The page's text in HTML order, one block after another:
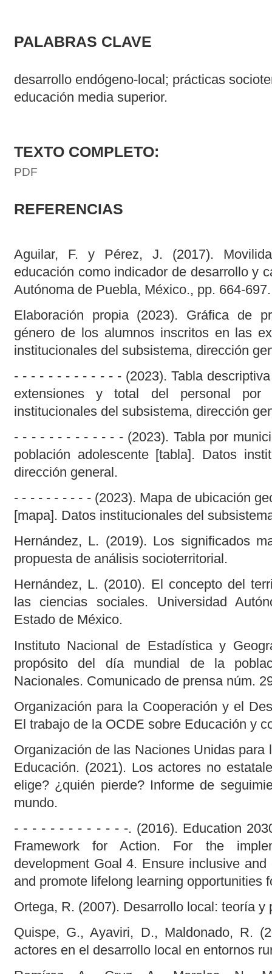
PALABRAS CLAVE
desarrollo endógeno-local; prácticas
educación media superior.
TEXTO COMPLETO:
PDF
REFERENCIAS
Aguilar, F. y Pérez, J. (2017).
educación como indicador de desarrollo y
Autónoma de Puebla, México., pp. 664-
Elaboración propia (2023). Gráfica de
género de los alumnos inscritos en las
institucionales del subsistema, dirección
- - - - - - - - - - - - - (2023). Tabla
extensiones y total del personal por
institucionales del subsistema, dirección
- - - - - - - - - - - - - (2023). Tabla por
población adolescente [tabla]. Datos
dirección general.
- - - - - - - - - - (2023). Mapa de ubicación
[mapa]. Datos institucionales del
Hernández, L. (2019). Los significados
propuesta de análisis socioterritorial.
Hernández, L. (2010). El concepto del
las ciencias sociales. Universidad
Estado de México.
Instituto Nacional de Estadística y
propósito del día mundial de la
Nacionales. Comunicado de prensa núm.
Organización para la Cooperación y el
El trabajo de la OCDE sobre Educación y
Organización de las Naciones Unidas
Educación. (2021). Los actores no
elige? ¿quién pierde? Informe de
mundo.
- - - - - - - - - - - - -. (2016). Education
Framework for Action. For the
development Goal 4. Ensure inclusive
and promote lifelong learning opportunities
Ortega, R. (2007). Desarrollo local: teoría y
Quispe, G., Ayaviri, D., Maldonado, R.
actores en el desarrollo local en entornos